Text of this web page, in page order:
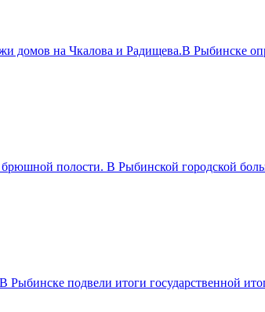
домов на Чкалова и Радищева.В Рыбинске
брюшной полости. В Рыбинской городской
подвели итоги государственной